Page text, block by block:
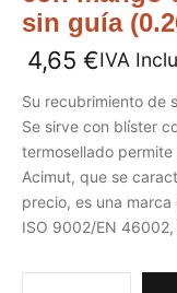
sin guía
4,65 €IVA
Su recubrimiento de
Se sirve con blíster
termosellado
Acimut, que se
precio, es una
ISO 9002/EN 46002,